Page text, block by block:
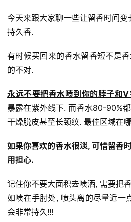
今天来跟大家聊一些让留香时间
持久香.
有时候买回来的香水留香短不是
的不对.
永远不要把香水喷到你的脖子和
暴露在紫外线下. 而香水80-90%
干燥脱皮甚至长颈纹. 最佳区域在
如果你喜欢的香水很淡, 可惜留香
用担心.
记住你不要大面积去喷洒, 需要把
如喷在手肘处, 喷头离的尽量近一
会非常持久!!!